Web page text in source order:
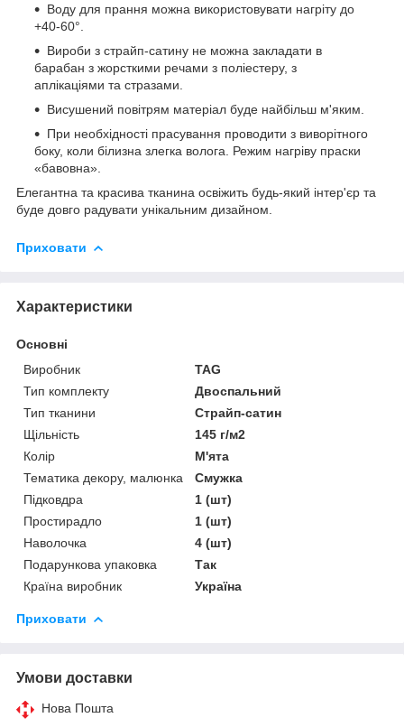
Воду для прання можна використовувати нагріту до
+40-60°.
Вироби з страйп-сатину не можна закладати в
барабан з жорсткими речами з поліестеру, з
аплікаціями та стразами.
Висушений повітрям матеріал буде найбільш м'яким.
При необхідності прасування проводити з виворітного
боку, коли білизна злегка волога. Режим нагріву праски
«бавовна».
Елегантна та красива тканина освіжить будь-який інтер'єр та
буде довго радувати унікальним дизайном.
Приховати
Характеристики
Основні
Виробник
TAG
Тип комплекту
Двоспальний
Тип тканини
Страйп-сатин
Щільність
145 г/м2
Колір
М'ята
Тематика декору, малюнка
Смужка
Підковдра
1 (шт)
Простирадло
1 (шт)
Наволочка
4 (шт)
Подарункова упаковка
Так
Країна виробник
Україна
Приховати
Умови доставки
Нова Пошта